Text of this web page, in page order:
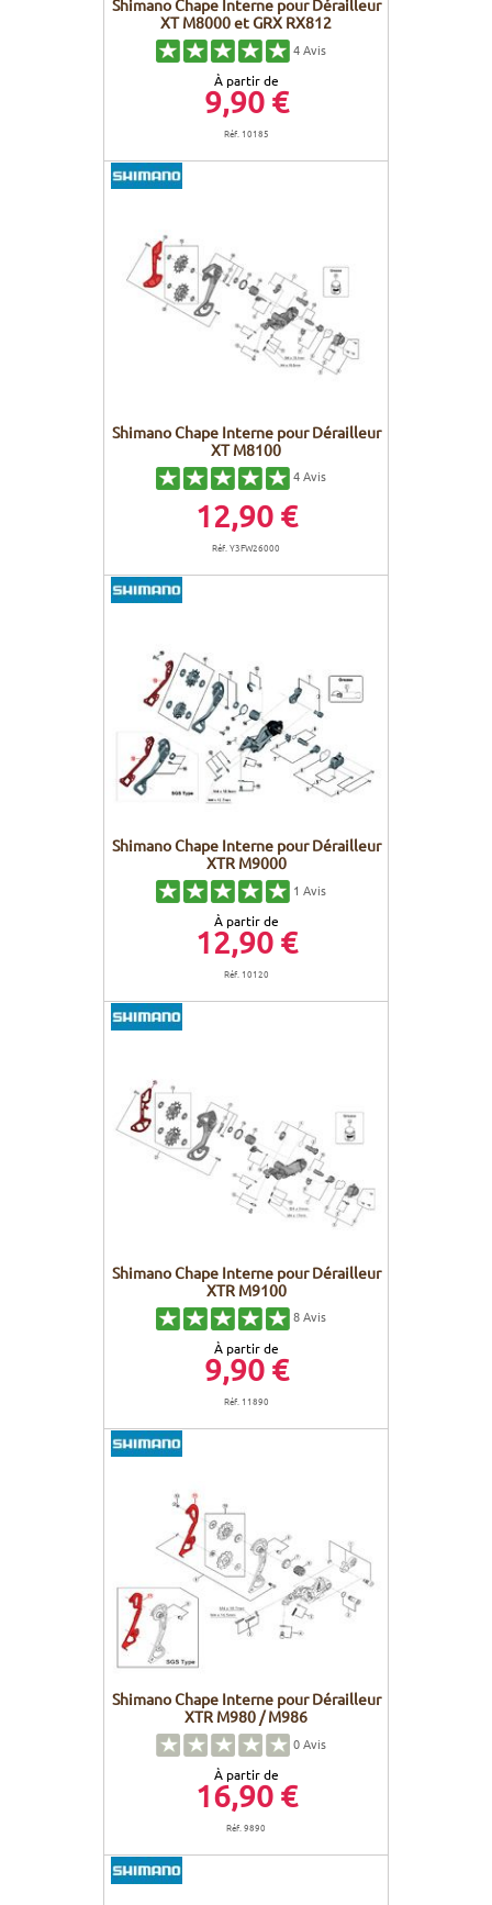
Shimano Chape Interne pour Dérailleur
XT M8000 et GRX RX812
4Avis
À partir de
9,90 €
Réf. 10185
Shimano Chape Interne pour Dérailleur
XT M8100
4Avis
12,90 €
Réf. Y3FW26000
Shimano Chape Interne pour Dérailleur
XTR M9000
1 Avis
À partir de
12,90 €
Réf. 10120
Shimano Chape Interne pour Dérailleur
XTR M9100
8Avis
À partir de
9,90 €
Réf. 11890
Shimano Chape Interne pour Dérailleur
XTR M980 / M986
0Avis
À partir de
16,90 €
Réf. 9890